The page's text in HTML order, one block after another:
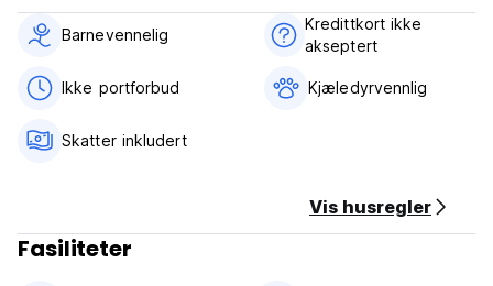
Khorram Hostels retningslinjer og betingelser;
Avbestillingsregler: 1 dag før ankomst innen kl. 18.00.
Innsjekking fra kl. 10.00 til 23.00.
Frokost inkludert.
Barnevennelig
Kredittkort ikke
akseptert
Ikke portforbud Kjæledyrvennlig
Skatter inkludert
Vis husregler
Fasiliteter